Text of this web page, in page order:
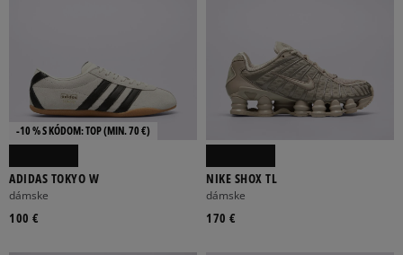
-10 % S KÓDOM: TOP (MIN. 70 €)
ADIDAS TOKYO W
dámske
100 €
NIKE SHOX TL
dámske
170 €